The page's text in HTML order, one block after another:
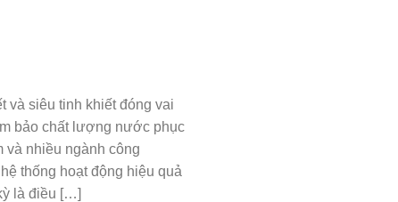
và siêu tinh khiết đóng vai
bảo chất lượng nước phục
và nhiều ngành công
thống hoạt động hiệu quả
là điều […]